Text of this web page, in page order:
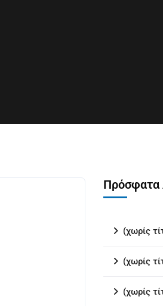
Πρόσφατα
(χωρίς
(χωρίς
(χωρίς